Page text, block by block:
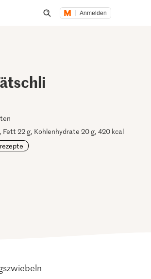
Anmelden
Fett 22 g, Kohlenhydrate 20 g, 420 kcal